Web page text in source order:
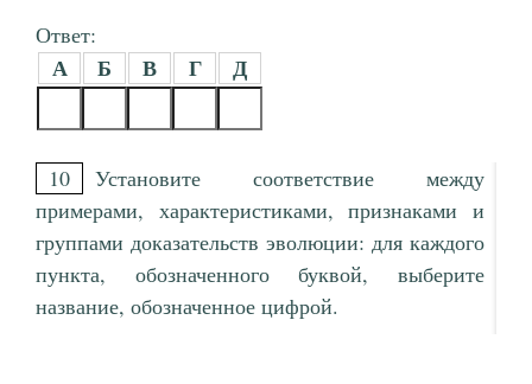
Ответ:
А Б В Г Д
10
Установите соответствие между
примерами, характеристиками, признаками и
группами доказательств эволюции: для каждого
пункта, обозначенного буквой, выберите
название, обозначенное цифрой.